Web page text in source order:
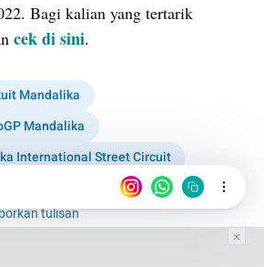
Bagi kalian yang tertarik
cek di sini.
Mandalika
Mandalika
International Street Circuit
tulisan